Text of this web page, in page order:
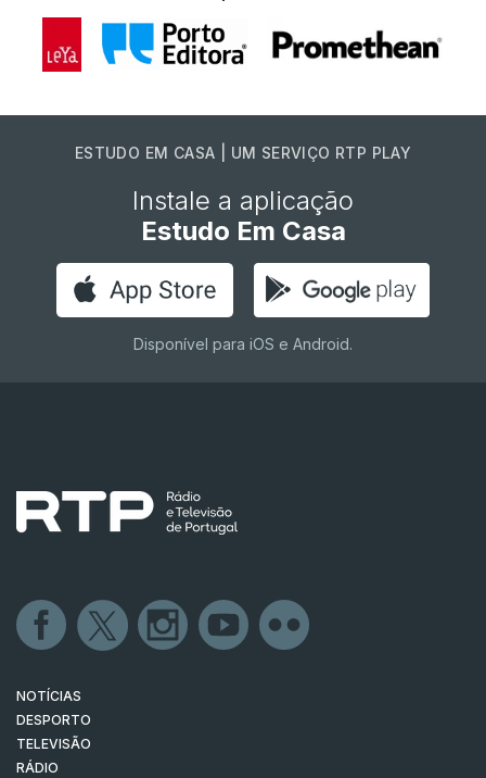
ESTUDO EM CASA | UM SERVIÇO RTP PLAY
Instale a aplicação
Estudo Em Casa
Disponível para iOS e Android.
NOTÍCIAS
DESPORTO
TELEVISÃO
RÁDIO